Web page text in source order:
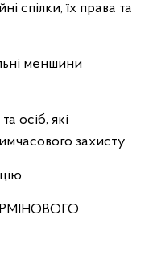
спілки, їх права та
меншини
осіб, які
захисту